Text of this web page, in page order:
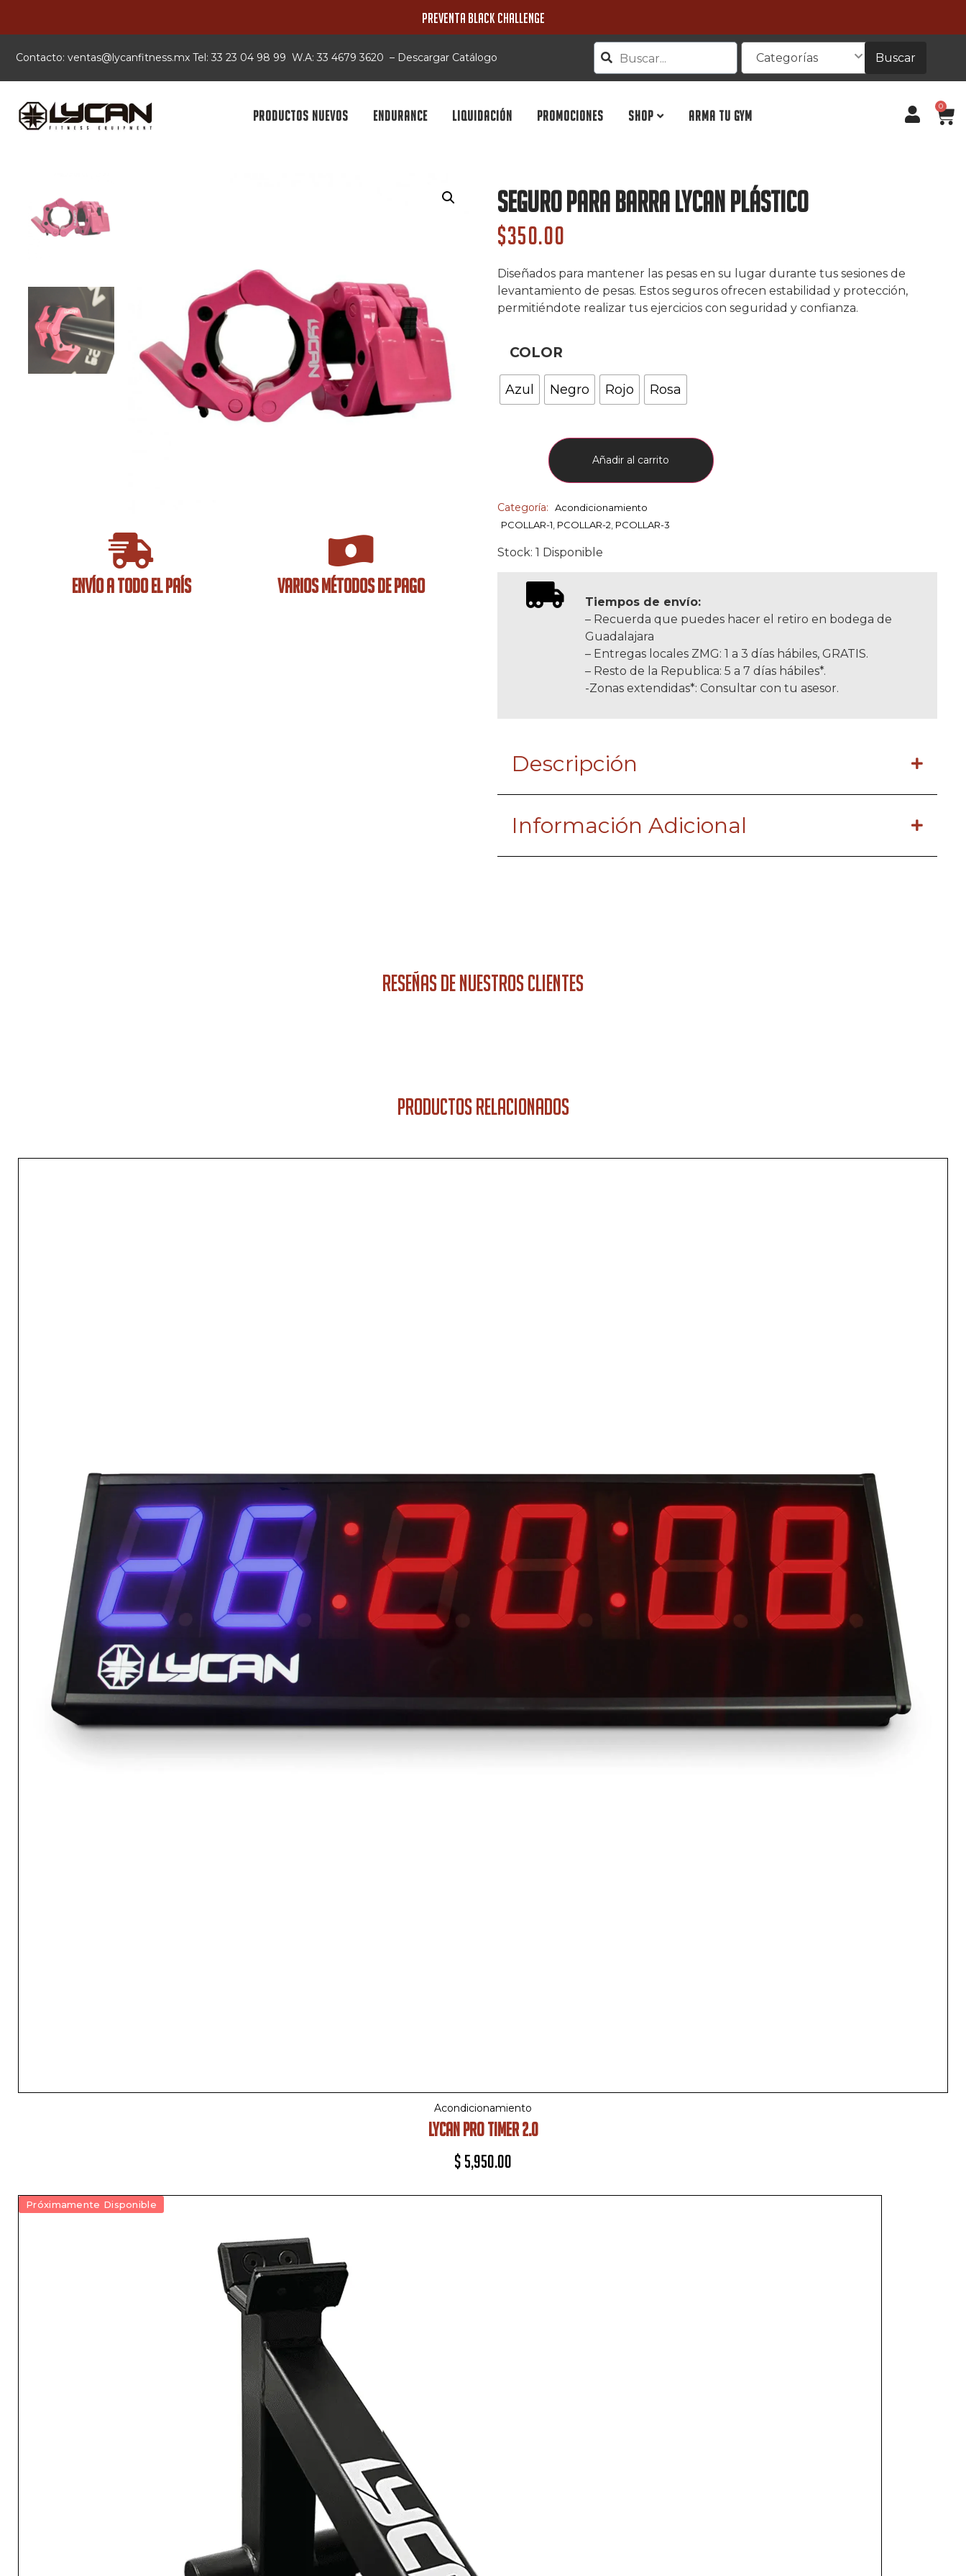
PREVENTA BLACK CHALLENGE
Contacto: xm.ssentifnacyl@satnev Tel: 33 23 04 98 99 W.A: 33 4679 3620 – Descargar Catálogo Categorías Buscar
PRODUCTOS NUEVOS ENDURANCE LIQUIDACIÓN PROMOCIONES SHOP ARMA TU GYM
0
ENVÍO A TODO EL PAÍS VARIOS MÉTODOS DE PAGO
Seguro Para Barra Lycan Plástico
$350.00
Diseñados para mantener las pesas en su lugar durante tus sesiones de
levantamiento de pesas. Estos seguros ofrecen estabilidad y protección,
permitiéndote realizar tus ejercicios con seguridad y confianza.
COLOR
Azul Negro Rojo Rosa
Añadir al carrito
Categoría:
Acondicionamiento
PCOLLAR-1 PCOLLAR-2 PCOLLAR-3
Stock: 1 Disponible
Tiempos de envío:
– Recuerda que puedes hacer el retiro en bodega de
Guadalajara
– Entregas locales ZMG: 1 a 3 días hábiles, GRATIS.
– Resto de la Republica: 5 a 7 días hábiles*.
-Zonas extendidas*: Consultar con tu asesor.
Descripción
Información Adicional
RESEÑAS DE NUESTROS CLIENTES
PRODUCTOS RELACIONADOS
Acondicionamiento
LYCAN PRO TIMER 2.0
$ 5,950.00
Próximamente Disponible